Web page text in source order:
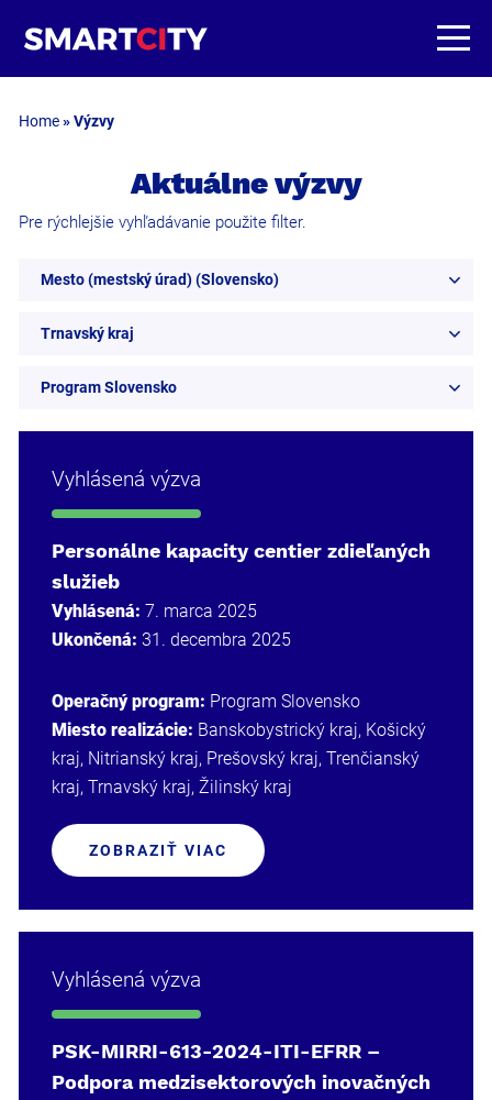
Home»Výzvy
Aktuálne výzvy
Pre rýchlejšie vyhľadávanie použite filter.
Mesto (mestský úrad) (Slovensko)
Trnavský kraj
Program Slovensko
Vyhlásená výzva
Personálne kapacity centier zdieľaných
služieb
Vyhlásená: 7. marca 2025
Ukončená: 31. decembra 2025
Operačný program: Program Slovensko
Miesto realizácie: Banskobystrický kraj, Košický
kraj, Nitrianský kraj, Prešovský kraj, Trenčianský
kraj, Trnavský kraj, Žilinský kraj
ZOBRAZIŤ VIAC
Vyhlásená výzva
PSK-MIRRI-613-2024-ITI-EFRR –
Podpora medzisektorových inovačných